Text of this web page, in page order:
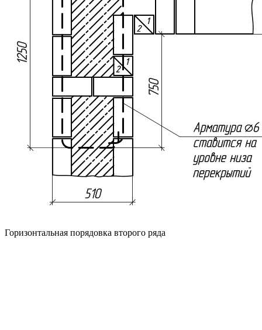
Горизонтальная порядовка второго ряда